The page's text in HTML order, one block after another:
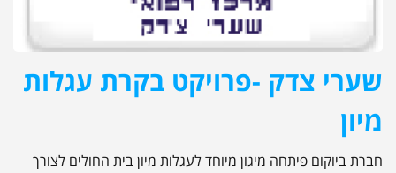
שערי צדק -פרויקט בקרת עגלות
מיון
חברת ביוקום פיתחה מיגון מיוחד לעגלות מיון בית החולים לצורך